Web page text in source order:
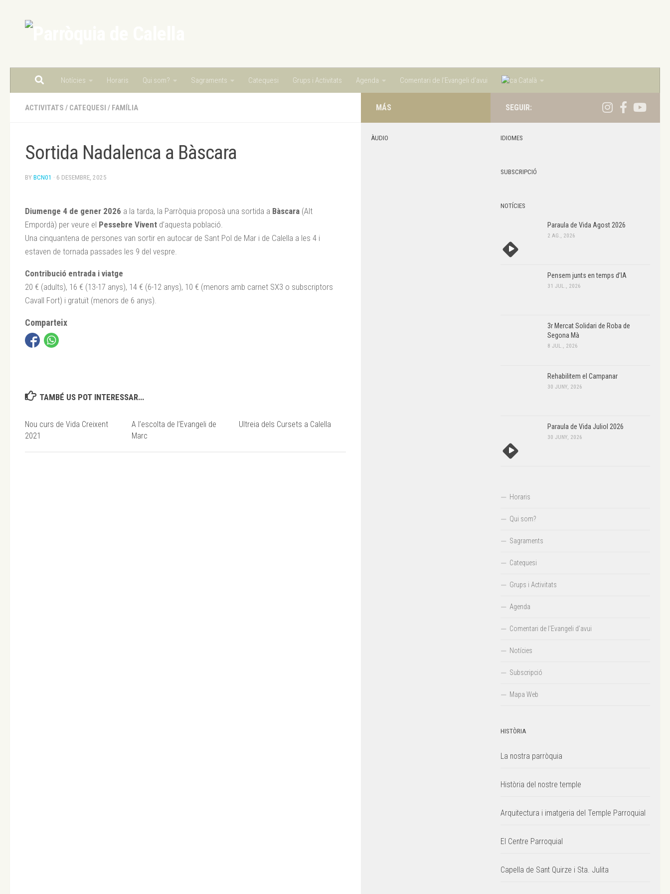
Notícies Horaris Qui som? Sagraments Catequesi Grups i Activitats Agenda Comentari de l’Evangeli d’avui Català
ACTIVITATS / CATEQUESI / FAMÍLIA
Sortida Nadalenca a Bàscara
BY BCN01 · 6 DESEMBRE, 2025
Diumenge 4 de gener 2026 a la tarda, la Parròquia proposà una sortida a Bàscara (Alt
Empordà) per veure el Pessebre Vivent d’aquesta població.
Una cinquantena de persones van sortir en autocar de Sant Pol de Mar i de Calella a les 4 i
estaven de tornada passades les 9 del vespre.
Contribució entrada i viatge
20 € (adults), 16 € (13-17 anys), 14 € (6-12 anys), 10 € (menors amb carnet SX3 o subscriptors
Cavall Fort) i gratuït (menors de 6 anys).
Comparteix
TAMBÉ US POT INTERESSAR...
Nou curs de Vida Creixent
2021
A l’escolta de l’Evangeli de
Marc
Ultreia dels Cursets a Calella
SEGUIR:
IDIOMES
SUBSCRIPCIÓ
NOTÍCIES
Paraula de Vida Agost 2026
2 AG., 2026
Pensem junts en temps d’IA
31 JUL., 2026
3r Mercat Solidari de Roba de
Segona Mà
8 JUL., 2026
Rehabilitem el Campanar
30 JUNY, 2026
Paraula de Vida Juliol 2026
30 JUNY, 2026
Horaris
Qui som?
Sagraments
Catequesi
Grups i Activitats
Agenda
Comentari de l’Evangeli d’avui
Notícies
Subscripció
Mapa Web
HISTÒRIA
La nostra parròquia
Història del nostre temple
Arquitectura i imatgeria del Temple Parroquial
El Centre Parroquial
Capella de Sant Quirze i Sta. Julita
MÁS
ÀUDIO